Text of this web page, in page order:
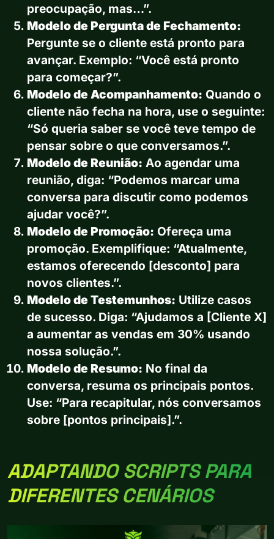
preocupação, mas…”.
Modelo de Pergunta de Fechamento:
Pergunte se o cliente está pronto para
avançar. Exemplo: “Você está pronto
para começar?”.
Modelo de Acompanhamento: Quando o
cliente não fecha na hora, use o seguinte:
“Só queria saber se você teve tempo de
pensar sobre o que conversamos.”.
Modelo de Reunião: Ao agendar uma
reunião, diga: “Podemos marcar uma
conversa para discutir como podemos
ajudar você?”.
Modelo de Promoção: Ofereça uma
promoção. Exemplifique: “Atualmente,
estamos oferecendo [desconto] para
novos clientes.”.
Modelo de Testemunhos: Utilize casos
de sucesso. Diga: “Ajudamos a [Cliente X]
a aumentar as vendas em 30% usando
nossa solução.”.
Modelo de Resumo: No final da
conversa, resuma os principais pontos.
Use: “Para recapitular, nós conversamos
sobre [pontos principais].”.
ADAPTANDO SCRIPTS PARA
DIFERENTES CENÁRIOS